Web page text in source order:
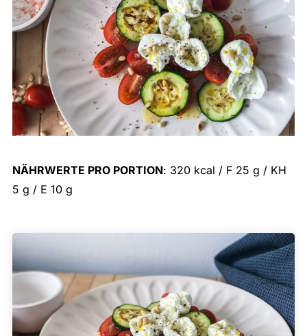
NÄHRWERTE PRO PORTION: 320 kcal / F 25 g / KH
5 g / E 10 g